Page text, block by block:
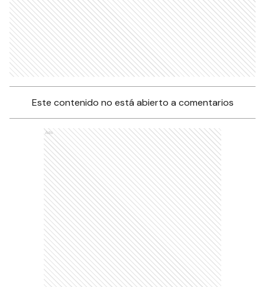
Este contenido no está abierto a comentarios
Ads